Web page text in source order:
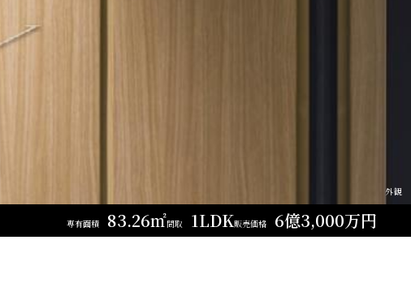
外観
専有面積 83.26㎡間取 1LDK販売価格 6億3,000万円